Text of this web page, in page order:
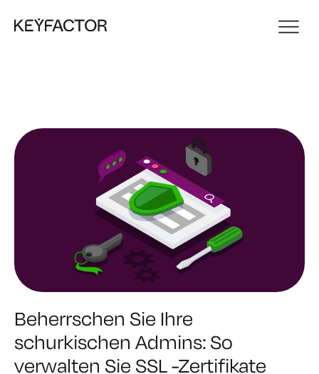
Beherrschen Sie Ihre
schurkischen Admins: So
verwalten Sie SSL -Zertifikate